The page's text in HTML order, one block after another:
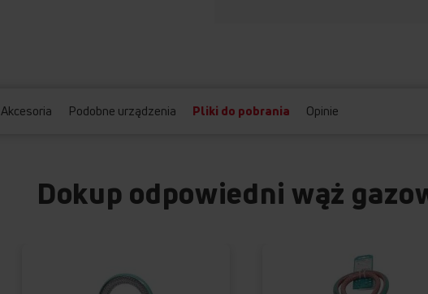
Akcesoria Podobne urządzenia Pliki do pobrania Opinie
Dokup odpowiedni wąż